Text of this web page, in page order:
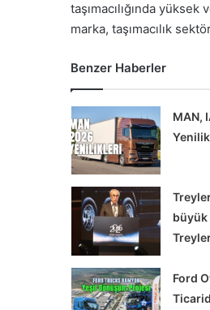
taşımacılığında
marka, taşımacılık
Benzer Haberler
MAN,
büyük
Ford